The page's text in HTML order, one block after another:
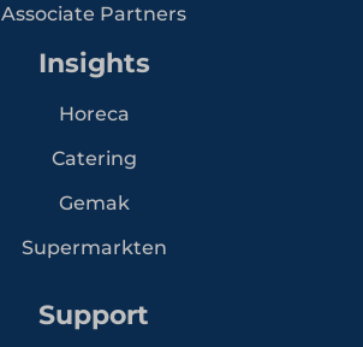
Associate Partners
Insights
Horeca
Catering
Gemak
Supermarkten
Support